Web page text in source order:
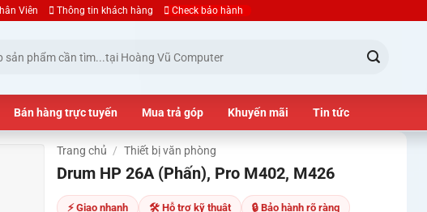
Viên Thông tin khách hàng Check bảo hành
Bán hàng trực tuyến Mua trả góp Khuyến mãi Tin tức
Trang chủ / Thiết bị văn phòng
Drum HP 26A (Phấn), Pro M402, M426
⚡ Giao nhanh 🛠 Hỗ trợ kỹ thuật 🔒 Bảo hành rõ ràng